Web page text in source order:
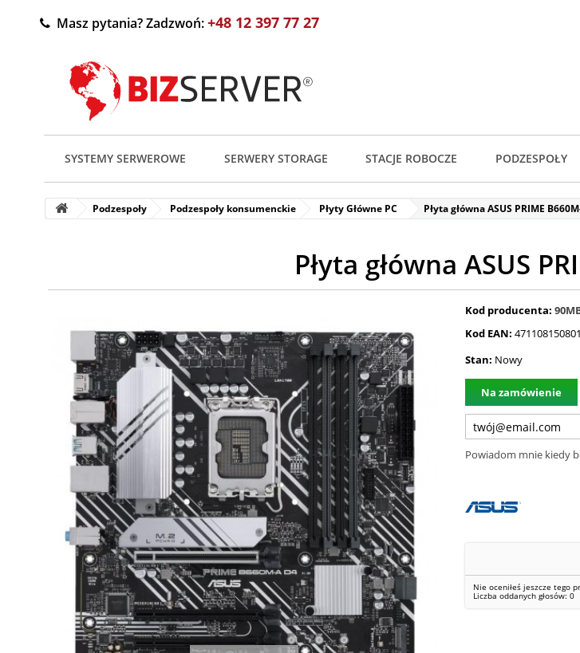
Masz pytania? Zadzwoń:+48 12 397 77 27
SYSTEMY SERWEROWE SERWERY STORAGE STACJE ROBOCZE PODZESPOŁY
Podzespoły Podzespoły konsumenckie Płyty Główne PC Płyta główna ASUS PRIME
Płyta główna ASUS
Kod producenta:
Kod EAN:
Stan: Nowy
Na zamówienie
Powiadom mnie kiedy
Nie oceniłeś jeszcze tego
Liczba oddanych głosów: 0